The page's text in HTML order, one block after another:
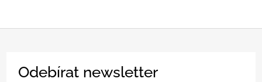
Odebírat newsletter